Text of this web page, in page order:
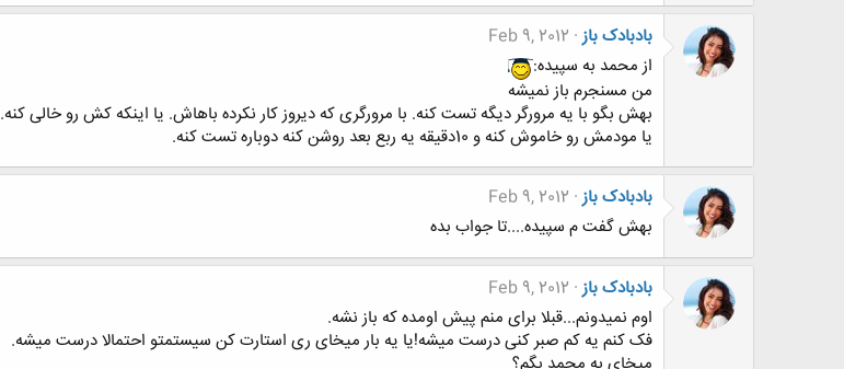
بادبادک باز Feb 9, 2012
از محمد به سپیده:
من مسنجرم باز نمیشه
بهش بگو با یه مرورگر دیگه تست کنه. با مرورگری که دیروز کار نکرده باهاش. یا اینکه کش رو خالی کنه.
یا مودمش رو خاموش کنه و 10دقیقه یه ربع بعد روشن کنه دوباره تست کنه.
بادبادک باز Feb 9, 2012
بهش گفت م سپیده....تا جواب بده
بادبادک باز Feb 9, 2012
اوم نمیدونم...قبلا برای منم پیش اومده که باز نشه.
فک کنم یه کم صبر کنی درست میشه!یا یه بار میخای ری استارت کن سیستمتو احتمالا درست میشه.